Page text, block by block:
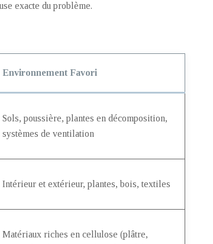
exacte du problème.
Environnement Favori
Sols, poussière, plantes en décomposition,
systèmes de ventilation
Intérieur et extérieur, plantes, bois, textiles
Matériaux riches en cellulose (plâtre,